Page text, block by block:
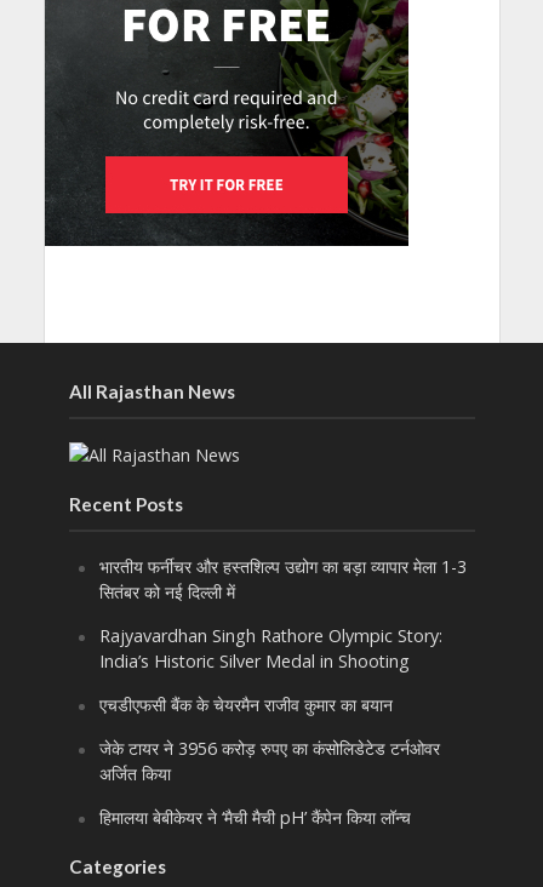
All Rajasthan News
Recent Posts
भारतीय फर्नीचर और हस्तशिल्प उद्योग का बड़ा व्यापार मेला 1-3
सितंबर को नई दिल्ली में
Rajyavardhan Singh Rathore Olympic Story:
India’s Historic Silver Medal in Shooting
एचडीएफसी बैंक के चेयरमैन राजीव कुमार का बयान
जेके टायर ने 3956 करोड़ रुपए का कंसोलिडेटेड टर्नओवर
अर्जित किया
हिमालया बेबीकेयर ने ‘मैची मैची pH’ कैंपेन किया लॉन्च
Categories